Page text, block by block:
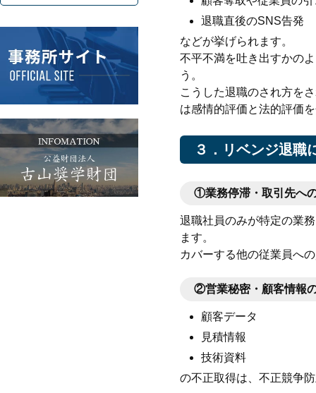
退職直後のSNS告発
などが挙げられます。
不平不満を吐き出すかの
う。
こうした退職のされ方を
は感情的評価と法的評価
３．リベンジ退職
①業務停滞・取引先へ
退職社員のみが特定の業
ます。
カバーする他の従業員へ
②営業秘密・顧客情報
顧客データ
見積情報
技術資料
の不正取得は、不正競争